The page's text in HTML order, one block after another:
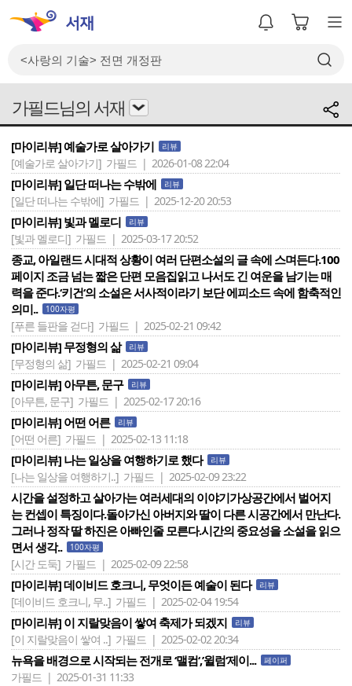
가필드님의 서재
[마이리뷰] 예술가로 살아가기 리뷰
[예술가로 살아가기] 가필드 | 2026-01-08 22:04
[마이리뷰] 일단 떠나는 수밖에 리뷰
[일단 떠나는 수밖에] 가필드 | 2025-12-20 20:53
[마이리뷰] 빛과 멜로디 리뷰
[빛과 멜로디] 가필드 | 2025-03-17 20:52
종교, 아일랜드 시대적 상황이 여러 단편소설의 글 속에 스며든다.100
페이지 조금 넘는 짧은 단편 모음집읽고 나서도 긴 여운을 남기는 매
력을 준다.‘키건‘의 소설은 서사적이라기 보단 에피소드 속에 함축적인
의미..
100자평
[푸른 들판을 걷다] 가필드 | 2025-02-21 09:42
[마이리뷰] 무정형의 삶 리뷰
[무정형의 삶] 가필드 | 2025-02-21 09:04
[마이리뷰] 아무튼, 문구 리뷰
[아무튼, 문구] 가필드 | 2025-02-17 20:16
[마이리뷰] 어떤 어른 리뷰
[어떤 어른] 가필드 | 2025-02-13 11:18
[마이리뷰] 나는 일상을 여행하기로 했다 리뷰
[나는 일상을 여행하기..] 가필드 | 2025-02-09 23:22
시간을 설정하고 살아가는 여러세대의 이야기가상공간에서 벌어지
는 컨셉이 특징이다.돌아가신 아버지와 딸이 다른 시공간에서 만난다.
그러나 정작 딸 하진은 아빠인줄 모른다.시간의 중요성을 소설을 읽으
면서 생각..
100자평
[시간 도둑] 가필드 | 2025-02-09 22:58
[마이리뷰] 데이비드 호크니, 무엇이든 예술이 된다 리뷰
[데이비드 호크니, 무..] 가필드 | 2025-02-04 19:54
[마이리뷰] 이 지랄맞음이 쌓여 축제가 되겠지 리뷰
[이 지랄맞음이 쌓여 ..] 가필드 | 2025-02-02 20:34
뉴욕을 배경으로 시작되는 전개로 ‘맬컴‘,’윌럼‘제이... 페이퍼
가필드 | 2025-01-31 11:33